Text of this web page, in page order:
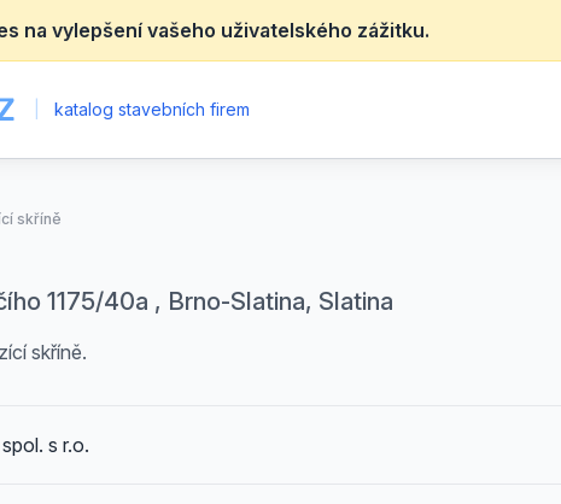
na vylepšení vašeho uživatelského zážitku.
katalog stavebních firem
skříně
1175/40a , Brno-Slatina, Slatina
skříně.
s r.o.